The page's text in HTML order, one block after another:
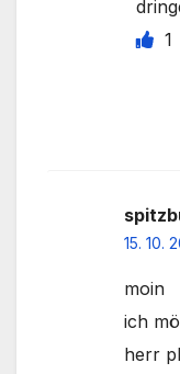
1
15. 10.
moin
ich
herr